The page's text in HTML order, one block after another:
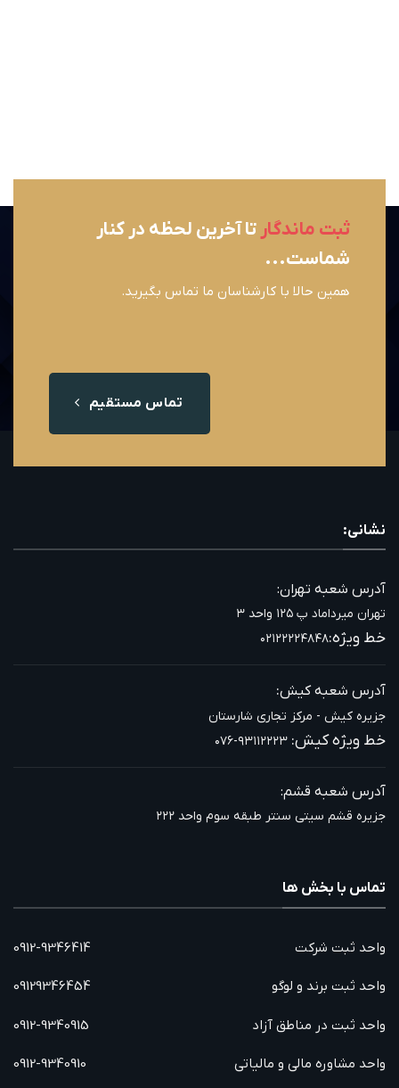
ثبت ماندگار تا آخرین لحظه در کنار
شماست...
همین حالا با کارشناسان ما تماس بگیرید.
تماس مستقیم
نشانی:
آدرس شعبه تهران:
تهران میرداماد پ ۱۲۵ واحد ۳
خط ویژه:۰۲۱۲۲۲۲۴۸۴۸
آدرس شعبه کیش:
جزیره کیش - مرکز تجاری شارستان
خط ویژه کیش: ۰۷۶-۹۳۱۱۲۲۲۳
آدرس شعبه قشم:
جزیره قشم سیتی سنتر طبقه سوم واحد ۲۲۲
تماس با بخش ها
واحد ثبت شرکت
واحد ثبت برند و لوگو
واحد ثبت در مناطق آزاد
واحد مشاوره مالی و مالیاتی
0912-9346414
09129346454
0912-9340915
0912-9340910